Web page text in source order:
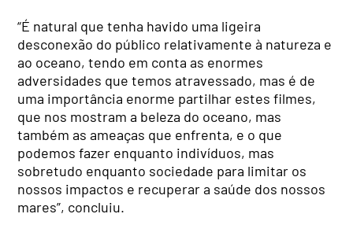
“É natural que tenha havido uma ligeira
desconexão do público relativamente à natureza e
ao oceano, tendo em conta as enormes
adversidades que temos atravessado, mas é de
uma importância enorme partilhar estes filmes,
que nos mostram a beleza do oceano, mas
também as ameaças que enfrenta, e o que
podemos fazer enquanto indivíduos, mas
sobretudo enquanto sociedade para limitar os
nossos impactos e recuperar a saúde dos nossos
mares”, concluiu.